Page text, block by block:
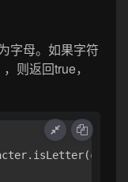
字母。如果字符
则返回true，